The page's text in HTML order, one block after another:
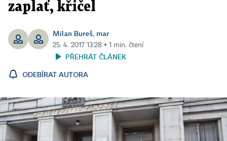
zaplať, křičel
Milan Bureš, mar
25. 4. 2017 13:28 ▪ 1 min. čtení
PŘEHRÁT ČLÁNEK
ODEBÍRAT AUTORA